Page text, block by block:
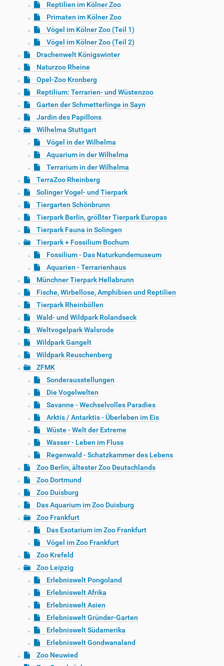
Reptilien im Kölner Zoo
Primaten im Kölner Zoo
Vögel im Kölner Zoo (Teil 1)
Vögel im Kölner Zoo (Teil 2)
Drachenwelt Königswinter
Naturzoo Rheine
Opel-Zoo Kronberg
Reptilium: Terrarien- und Wüstenzoo
Garten der Schmetterlinge in Sayn
Jardin des Papillons
Wilhelma Stuttgart
Vögel in der Wilhelma
Aquarium in der Wilhelma
Terrarium in der Wilhelma
TerraZoo Rheinberg
Solinger Vogel- und Tierpark
Tiergarten Schönbrunn
Tierpark Berlin, größter Tierpark Europas
Tierpark Fauna in Solingen
Tierpark + Fossilium Bochum
Fossilium - Das Naturkundemuseum
Aquarien - Terrarienhaus
Münchner Tierpark Hellabrunn
Fische, Wirbellose, Amphibien und Reptilien
Tierpark Rheinböllen
Wald- und Wildpark Rolandseck
Weltvogelpark Walsrode
Wildpark Gangelt
Wildpark Reuschenberg
ZFMK
Sonderausstellungen
Die Vogelwelten
Savanne - Wechselvolles Paradies
Arktis / Antarktis - Überleben im Eis
Wüste - Welt der Extreme
Wasser - Leben im Fluss
Regenwald - Schatzkammer des Lebens
Zoo Berlin, ältester Zoo Deutschlands
Zoo Dortmund
Zoo Duisburg
Das Aquarium im Zoo Duisburg
Zoo Frankfurt
Das Exotarium im Zoo Frankfurt
Vögel im Zoo Frankfurt
Zoo Krefeld
Zoo Leipzig
Erlebniswelt Pongoland
Erlebniswelt Afrika
Erlebniswelt Asien
Erlebniswelt Gründer-Garten
Erlebniswelt Südamerika
Erlebniswelt Gondwanaland
Zoo Neuwied